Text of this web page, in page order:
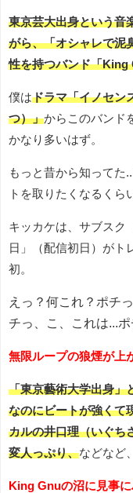
東京芸大出身という音
がら、「オシャレで泥
性を持つバンド「King
僕はドラマ「イノセン
つ）」からこのバンド
かなり多いはず。
もっと昔から知ってた
トを取りたくなるく
キッカケは、サブスク
日」（配信初日）がト
初。
えっ？何これ？ポチ
チっ、こ、これは...ポ
無限ループの狼煙が上
「東京藝術大学出身」
なのにビートが強くて
カルの井口理（いぐち
変人っぷり、などなど、
King Gnuの沼に見事に